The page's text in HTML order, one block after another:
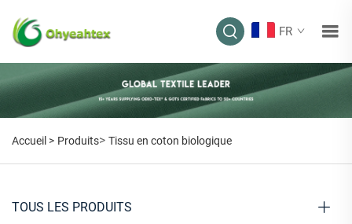
FR
Accueil > Produits> Tissu en coton biologique
TOUS LES PRODUITS